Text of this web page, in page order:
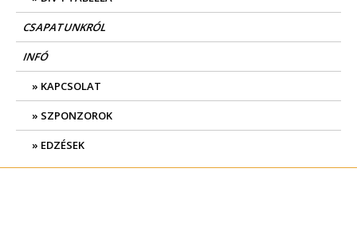
CSAPATUNKRÓL
INFÓ
KAPCSOLAT
SZPONZOROK
EDZÉSEK